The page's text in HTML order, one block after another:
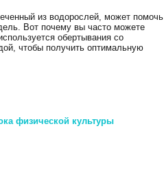
из водорослей, может помочь
Вот почему вы часто можете
обертывания со
чтобы получить оптимальную
физической культуры